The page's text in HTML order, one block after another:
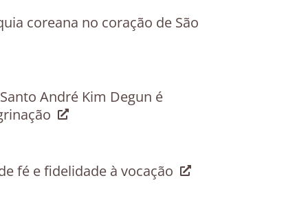
coreana no coração de São
André Kim Degun é
fé e fidelidade à vocação